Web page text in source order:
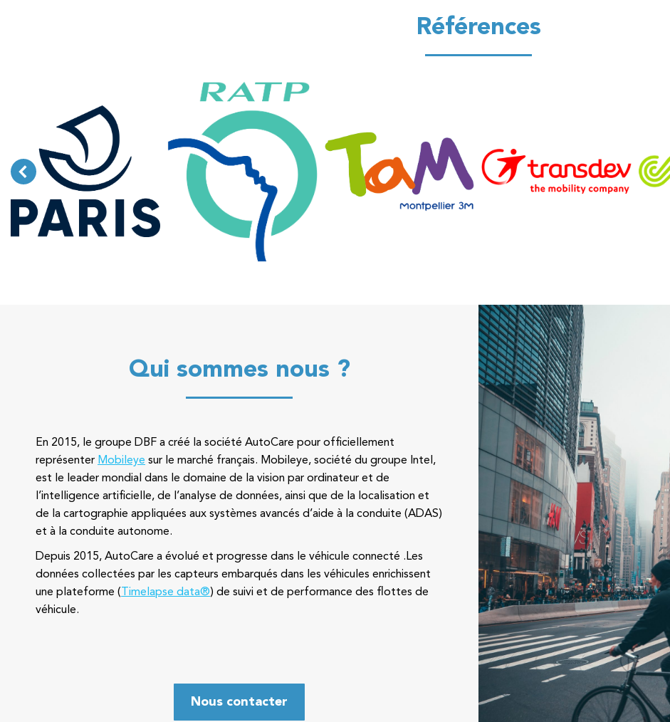
Références
Qui sommes nous ?
En 2015, le groupe DBF a créé la société AutoCare pour officiellement
représenter Mobileye sur le marché français. Mobileye, société du groupe Intel,
est le leader mondial dans le domaine de la vision par ordinateur et de
l’intelligence artificielle, de l’analyse de données, ainsi que de la localisation et
de la cartographie appliquées aux systèmes avancés d’aide à la conduite (ADAS)
et à la conduite autonome.
Depuis 2015, AutoCare a évolué et progresse dans le véhicule connecté .Les
données collectées par les capteurs embarqués dans les véhicules enrichissent
une plateforme (Timelapse data®) de suivi et de performance des flottes de
véhicule.
Nous contacter